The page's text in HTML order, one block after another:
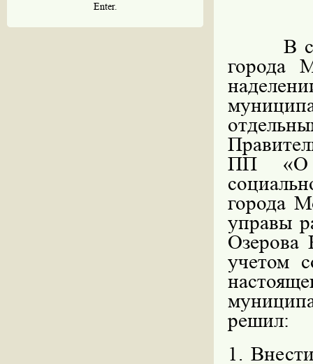
Enter.
В
города
ПП «О
города
управы
учетом
решил:
1.